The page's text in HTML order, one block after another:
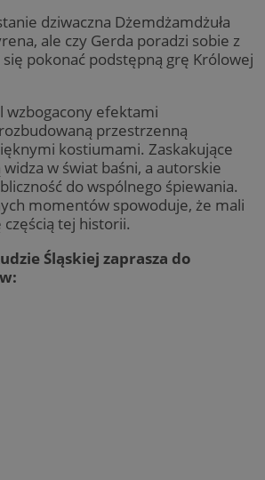
dziwaczna Dżemdżamdżuła
ale czy Gerda poradzi sobie z
pokonać podstępną grę Królowej
wzbogacony efektami
przestrzenną
kostiumami. Zaskakujące
w świat baśni, a autorskie
do wspólnego śpiewania.
momentów spowoduje, że mali
tej historii.
Śląskiej zaprasza do